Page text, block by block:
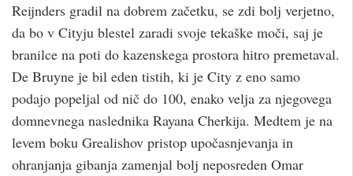
Reijnders gradil na dobrem začetku, se zdi bolj verjetno,
da bo v Cityju blestel zaradi svoje tekaške moči, saj je
branilce na poti do kazenskega prostora hitro premetaval.
De Bruyne je bil eden tistih, ki je City z eno samo
podajo popeljal od nič do 100, enako velja za njegovega
domnevnega naslednika Rayana Cherkija. Medtem je na
levem boku Grealishov pristop upočasnjevanja in
ohranjanja gibanja zamenjal bolj neposreden Omar